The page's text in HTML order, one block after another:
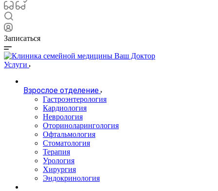
Записаться
Услуги
Взрослое отделение
Гастроэнтерология
Кардиология
Неврология
Оториноларингология
Офтальмология
Стоматология
Терапия
Урология
Хирургия
Эндокринология